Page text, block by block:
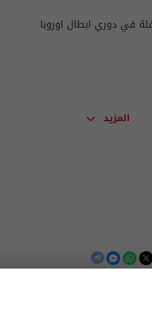
في دوري ابطال اوروبا
المزيد